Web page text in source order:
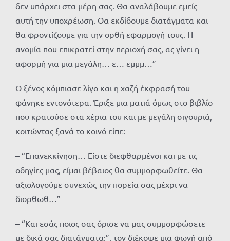
δεν υπάρχει στα μέρη σας. Θα αναλάβουμε εμείς
αυτή την υποχρέωση. Θα εκδίδουμε διατάγματα και
θα φροντίζουμε για την ορθή εφαρμογή τους. Η
ανομία που επικρατεί στην περιοχή σας, ας γίνει η
αφορμή για μια μεγάλη… ε… εμμμ…”
Ο ξένος κόμπιασε λίγο και η χαζή έκφρασή του
φάνηκε εντονότερα. Έριξε μια ματιά όμως στο βιβλίο
που κρατούσε στα χέρια του και με μεγάλη σιγουριά,
κοιτώντας ξανά το κοινό είπε:
– “Επανεκκίνηση… Είστε διεφθαρμένοι και με τις
οδηγίες μας, είμαι βέβαιος θα συμμορφωθείτε. Θα
αξιολογούμε συνεχώς την πορεία σας μέχρι να
διορθωθ…”
– “Και εσάς ποιος σας όρισε να μας συμμορφώσετε
με δικά σας διατάγματα;”, τον διέκοψε μια φωνή από